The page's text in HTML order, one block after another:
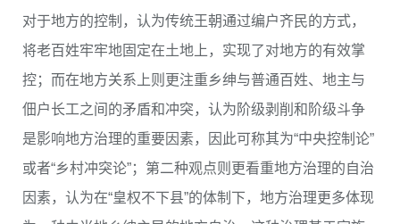
对于地方的控制，认为传统王朝通过编户齐民的方式，
将老百姓牢牢地固定在土地上，实现了对地方的有效掌
控；而在地方关系上则更注重乡绅与普通百姓、地主与
佃户长工之间的矛盾和冲突，认为阶级剥削和阶级斗争
是影响地方治理的重要因素，因此可称其为“中央控制论”
或者“乡村冲突论”；第二种观点则更看重地方治理的自治
因素，认为在“皇权不下县”的体制下，地方治理更多体现